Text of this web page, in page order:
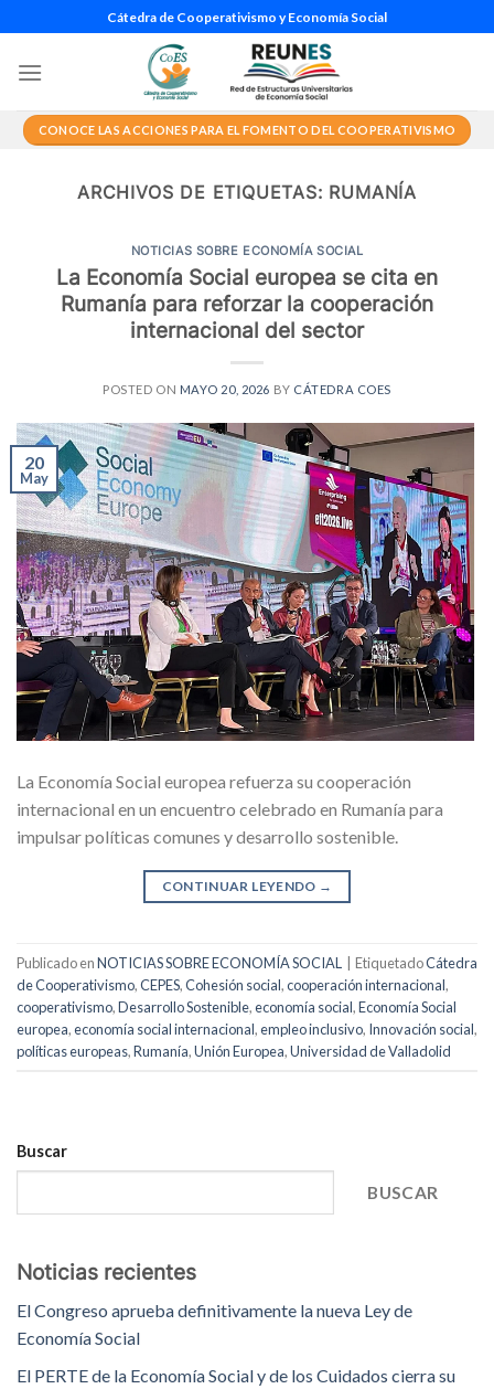
al
contenido
Cátedra de Cooperativismo y Economía Social
CONOCE LAS ACCIONES PARA EL FOMENTO DEL COOPERATIVISMO
ARCHIVOS DE ETIQUETAS: RUMANÍA
NOTICIAS SOBRE ECONOMÍA SOCIAL
La Economía Social europea se cita en
Rumanía para reforzar la cooperación
internacional del sector
POSTED ON MAYO 20, 2026 BY CÁTEDRA COES
20
May
La Economía Social europea refuerza su cooperación
internacional en un encuentro celebrado en Rumanía para
impulsar políticas comunes y desarrollo sostenible.
CONTINUAR LEYENDO →
Publicado enNOTICIAS SOBRE ECONOMÍA SOCIAL | EtiquetadoCátedra
de Cooperativismo,CEPES,Cohesión social,cooperación internacional,
cooperativismo,Desarrollo Sostenible,economía social,Economía Social
europea,economía social internacional,empleo inclusivo, Innovación social,
políticas europeas,Rumanía,Unión Europea,Universidad de Valladolid
Buscar
BUSCAR
Noticias recientes
El Congreso aprueba definitivamente la nueva Ley de
Economía Social
El PERTE de la Economía Social y de los Cuidados cierra su